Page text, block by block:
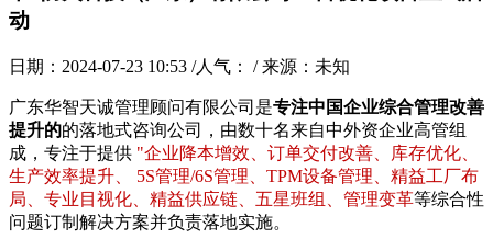
动
日期：2024-07-23 10:53 /人气： / 来源：未知
广东华智天诚管理顾问有限公司是专注中国企业综合管理改善
提升的的落地式咨询公司，由数十名来自中外资企业高管组
成，专注于提供 "企业降本增效、订单交付改善、库存优化、
生产效率提升、 5S管理/6S管理、TPM设备管理、精益工厂布
局、专业目视化、精益供应链、五星班组、管理变革等综合性
问题订制解决方案并负责落地实施。